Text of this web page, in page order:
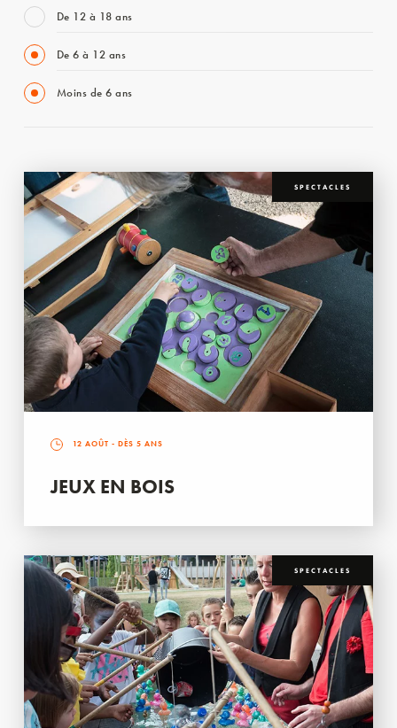
De 12 à 18 ans
De 6 à 12 ans
Moins de 6 ans
SPECTACLES
12 AOÛT - DÈS 5 ANS
JEUX EN BOIS
SPECTACLES